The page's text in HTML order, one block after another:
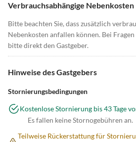
Verbrauchsabhängige Nebenkosten
Bitte beachten Sie, dass zusätzlich
Nebenkosten anfallen können. Bei
bitte direkt den Gastgeber.
Hinweise des Gastgebers
Stornierungsbedingungen
Kostenlose Stornierung bis 43 Tage
Es fallen keine Stornogebühren an.
Teilweise Rückerstattung für